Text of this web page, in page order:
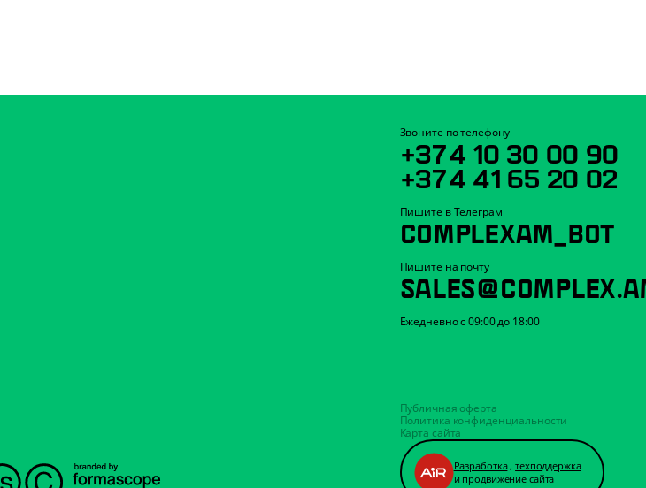
Звоните по телефону
+374 10 30 00 90
+374 41 65 20 02
Пишите в Телеграм
COMPLEXAM_BOT
Пишите на почту
Ежедневно с 09:00 до 18:00
Публичная оферта
Политика конфиденциальности
Карта сайта
Разработка,техподдержка
и продвижение сайта